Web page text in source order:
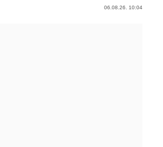
06.08.26. 10:04